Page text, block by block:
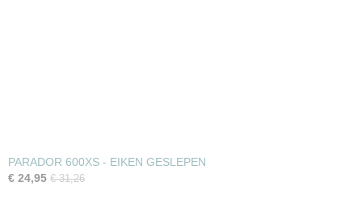
PARADOR 600XS - EIKEN GESLEPEN
€ 24,95 € 31,26